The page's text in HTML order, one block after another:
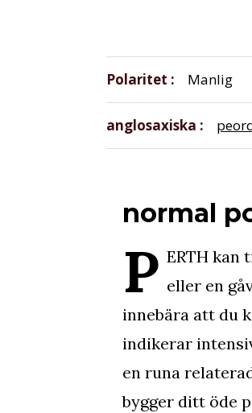
Polaritet Manlig
anglosaxiska
normal
P ERTH kan
eller en
innebära att du
indikerar
en runa
bygger ditt öde